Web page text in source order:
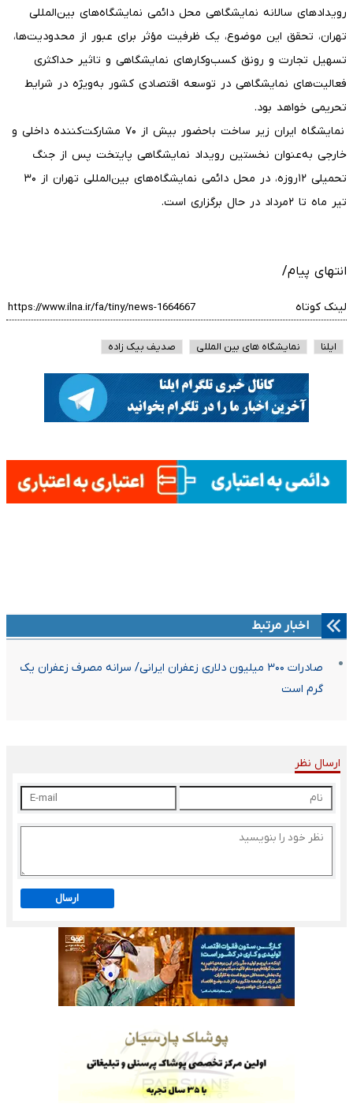
رویدادهای سالانه نمایشگاهی محل دائمی نمایشگاه‌های بین‌المللی
تهران، تحقق این موضوع، یک ظرفیت مؤثر برای عبور از محدودیت‌ها،
تسهیل تجارت و رونق کسب‌وکارهای نمایشگاهی و تاثیر حداکثری
فعالیت‌های نمایشگاهی در توسعه اقتصادی کشور به‌ویژه در شرایط
تحریمی خواهد بود.
نمایشگاه ایران زیر ساخت باحضور بیش از ۷۰ مشارکت‌کننده داخلی و
خارجی به‌عنوان نخستین رویداد نمایشگاهی پایتخت پس از جنگ
تحمیلی ۱۲روزه، در محل دائمی نمایشگاه‌های بین‌المللی تهران از ۳۰
تیر ماه تا ۲مرداد در حال برگزاری است.
انتهای پیام/
لینک کوتاه
ایلنا نمایشگاه های بین المللی صدیف بیک زاده
اخبار مرتبط
صادرات ۳۰۰ میلیون دلاری زعفران ایرانی/ سرانه مصرف زعفران یک
گرم است
ارسال نظر
ارسال